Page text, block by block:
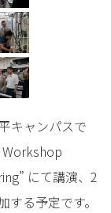
キャンパスで
Workshop
にて講演、2
る予定です。